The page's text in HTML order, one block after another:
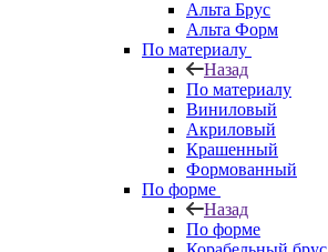
Альта Брус
Альта Форм
По материалу
Назад
По материалу
Виниловый
Акриловый
Крашенный
Формованный
По форме
Назад
По форме